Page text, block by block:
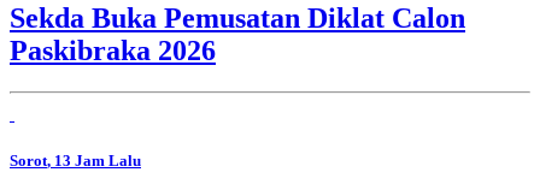
Sekda Buka Pemusatan Diklat Calon
Paskibraka 2026
Sorot, 13 Jam Lalu